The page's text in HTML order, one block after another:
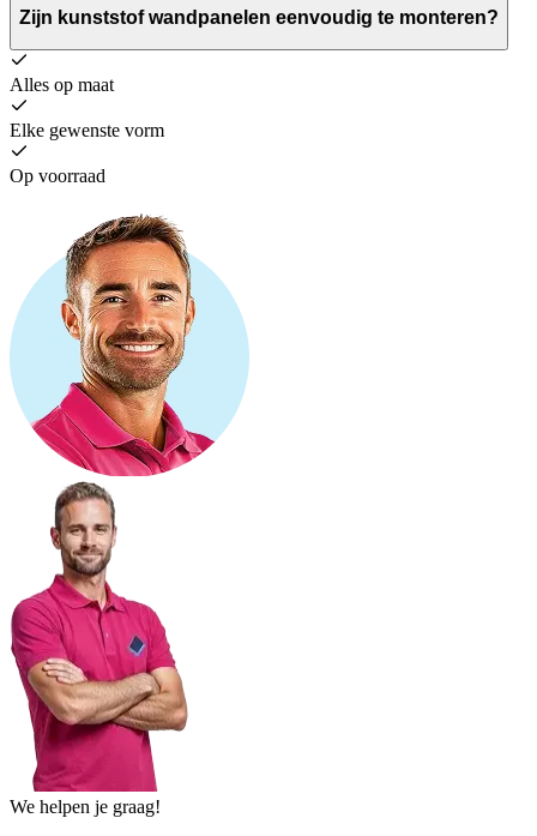
Zijn kunststof wandpanelen eenvoudig te monteren?
Alles op maat
Elke gewenste vorm
Op voorraad
We helpen je graag!